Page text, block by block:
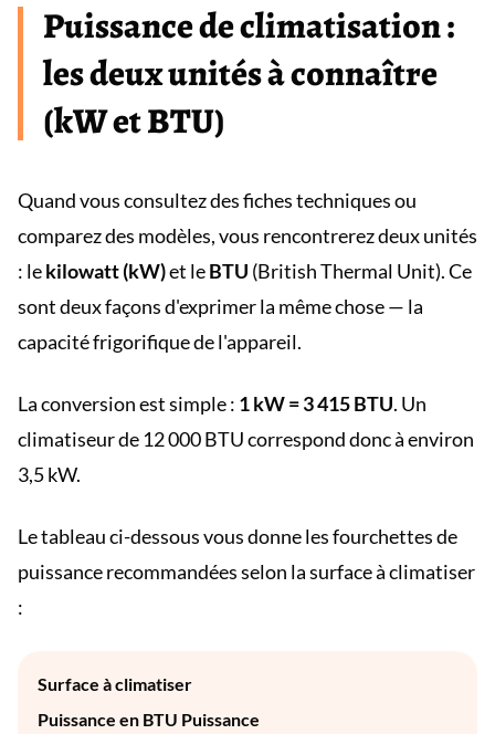
Puissance de climatisation :
les deux unités à connaître
(kW et BTU)
Quand vous consultez des fiches techniques ou
comparez des modèles, vous rencontrerez deux unités
: lekilowatt (kW)et leBTU (British Thermal Unit). Ce
sont deux façons d'exprimer la même chose — la
capacité frigorifique de l'appareil.
La conversion est simple : 1 kW = 3 415 BTU. Un
climatiseur de 12 000 BTU correspond donc à environ
3,5 kW.
Le tableau ci-dessous vous donne les fourchettes de
puissance recommandées selon la surface à climatiser
:
Surface à climatiser
Puissance en BTU Puissance